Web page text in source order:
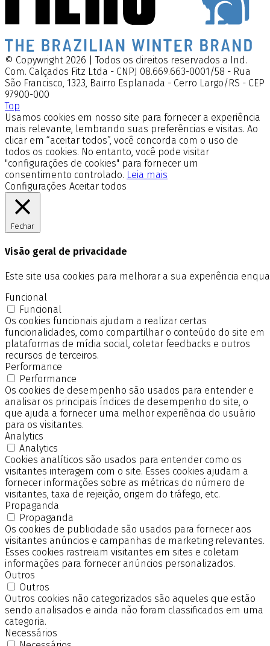
© Copywright 2026 | Todos os direitos reservados a Ind.
Com. Calçados Fitz Ltda - CNPJ 08.669.663-0001/58 - Rua
São Francisco, 1323, Bairro Esplanada - Cerro Largo/RS - CEP
97900-000
Top
Usamos cookies em nosso site para fornecer a experiência
mais relevante, lembrando suas preferências e visitas. Ao
clicar em “aceitar todos”, você concorda com o uso de
todos os cookies. No entanto, você pode visitar
"configurações de cookies" para fornecer um
consentimento controlado. Leia mais
Configurações Aceitar todos
Fechar
Visão geral de privacidade
Este site usa cookies para melhorar a sua experiência
Funcional
Funcional
Os cookies funcionais ajudam a realizar certas
funcionalidades, como compartilhar o conteúdo do site em
plataformas de mídia social, coletar feedbacks e outros
recursos de terceiros.
Performance
Performance
Os cookies de desempenho são usados para entender e
analisar os principais índices de desempenho do site, o
que ajuda a fornecer uma melhor experiência do usuário
para os visitantes.
Analytics
Analytics
Cookies analíticos são usados para entender como os
visitantes interagem com o site. Esses cookies ajudam a
fornecer informações sobre as métricas do número de
visitantes, taxa de rejeição, origem do tráfego, etc.
Propaganda
Propaganda
Os cookies de publicidade são usados para fornecer aos
visitantes anúncios e campanhas de marketing relevantes.
Esses cookies rastreiam visitantes em sites e coletam
informações para fornecer anúncios personalizados.
Outros
Outros
Outros cookies não categorizados são aqueles que estão
sendo analisados e ainda não foram classificados em uma
categoria.
Necessários